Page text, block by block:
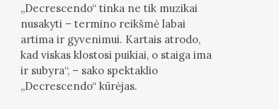
„Decrescendo“ tinka ne tik muzikai
nusakyti – termino reikšmė labai
artima ir gyvenimui. Kartais atrodo,
kad viskas klostosi puikiai, o staiga ima
ir subyra“, – sako spektaklio
„Decrescendo“ kūrėjas.